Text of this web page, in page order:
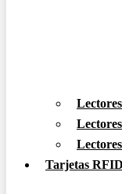
Tarjetas RFID